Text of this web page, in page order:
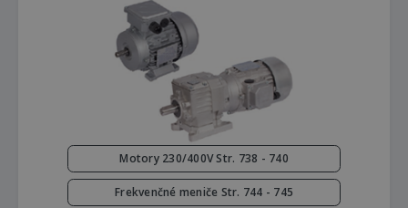
Motory 230/400V Str. 738 - 740
Frekvenčné meniče Str. 744 - 745